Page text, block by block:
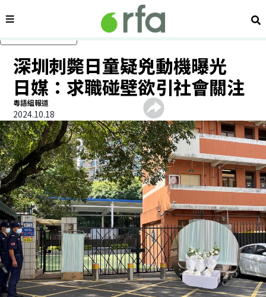
內容分類 搜
深圳刺斃日童疑兇動機曝光
日媒：求職碰壁欲引社會關注
粵語組報道
2024.10.18